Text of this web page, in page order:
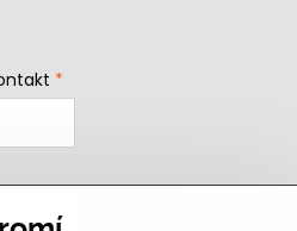
*